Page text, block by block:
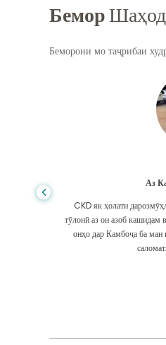
Бемор
Беморони мо таҷрибаи
Аз
CKD як ҳолати
тӯлонӣ аз он азоб
онҳо дар Камбоҷа ба ман